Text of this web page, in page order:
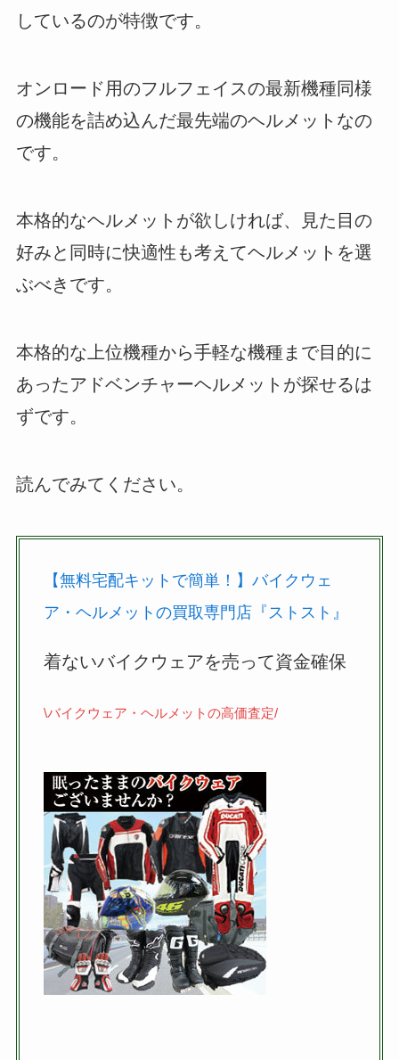
しているのが特徴です。
オンロード用のフルフェイスの最新機種同様
の機能を詰め込んだ最先端のヘルメットなの
です。
本格的なヘルメットが欲しければ、見た目の
好みと同時に快適性も考えてヘルメットを選
ぶべきです。
本格的な上位機種から手軽な機種まで目的に
あったアドベンチャーヘルメットが探せるは
ずです。
読んでみてください。
【無料宅配キットで簡単！】バイクウェ
ア・ヘルメットの買取専門店『ストスト』
着ないバイクウェアを売って資金確保
\バイクウェア・ヘルメットの高価査定/